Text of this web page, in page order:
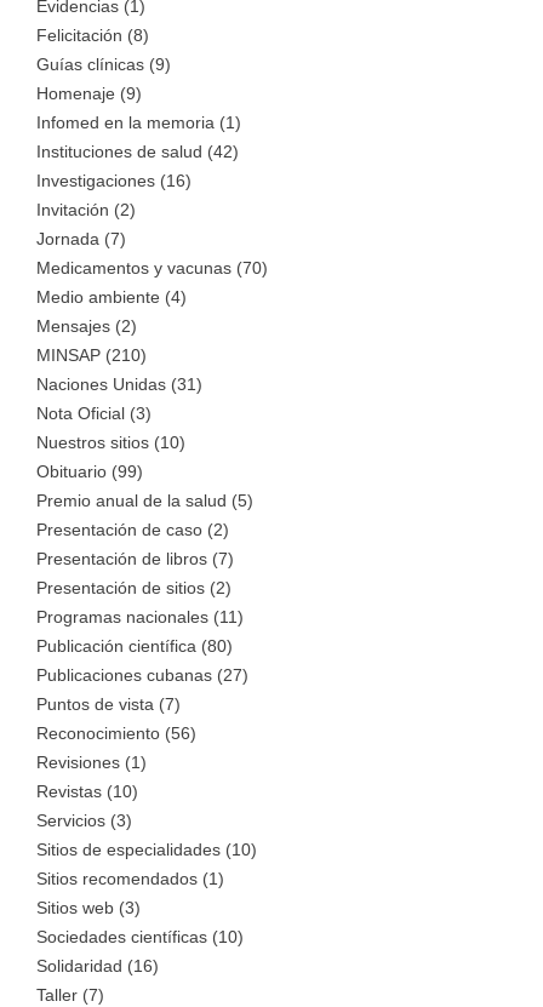
Evidencias (1)
Felicitación (8)
Guías clínicas (9)
Homenaje (9)
Infomed en la memoria (1)
Instituciones de salud (42)
Investigaciones (16)
Invitación (2)
Jornada (7)
Medicamentos y vacunas (70)
Medio ambiente (4)
Mensajes (2)
MINSAP (210)
Naciones Unidas (31)
Nota Oficial (3)
Nuestros sitios (10)
Obituario (99)
Premio anual de la salud (5)
Presentación de caso (2)
Presentación de libros (7)
Presentación de sitios (2)
Programas nacionales (11)
Publicación científica (80)
Publicaciones cubanas (27)
Puntos de vista (7)
Reconocimiento (56)
Revisiones (1)
Revistas (10)
Servicios (3)
Sitios de especialidades (10)
Sitios recomendados (1)
Sitios web (3)
Sociedades científicas (10)
Solidaridad (16)
Taller (7)